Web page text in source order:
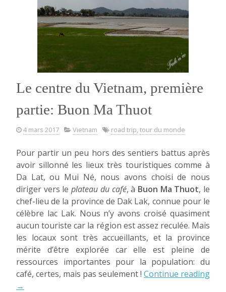
Le centre du Vietnam, première
partie: Buon Ma Thuot
4 mars 2017 Vietnam road trip, tour du monde
Pour partir un peu hors des sentiers battus après
avoir sillonné les lieux très touristiques comme à
Da Lat, ou Mui Né, nous avons choisi de nous
diriger vers leplateau du café, à Buon Ma Thuot, le
chef-lieu de la province de Dak Lak, connue pour le
célèbre lac Lak. Nous n’y avons croisé quasiment
aucun touriste car la région est assez reculée. Mais
les locaux sont très accueillants, et la province
mérite d’être explorée car elle est pleine de
ressources importantes pour la population: du
café, certes, mais pas seulement ! Continue reading
« Le
→